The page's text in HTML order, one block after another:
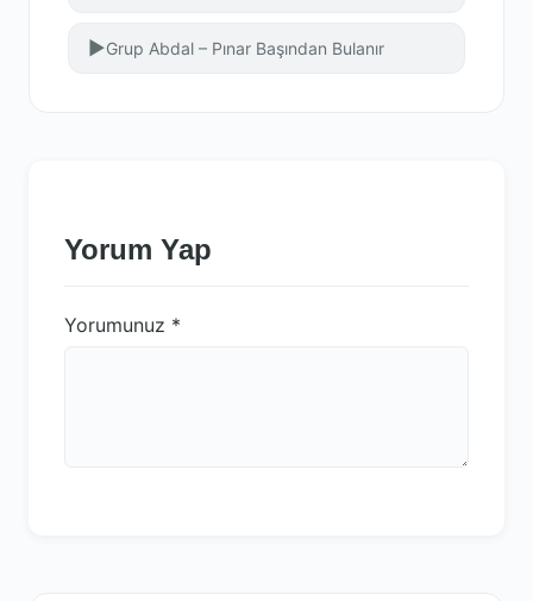
▶Grup Abdal – Pınar Başından Bulanır
Yorum Yap
Yorumunuz *